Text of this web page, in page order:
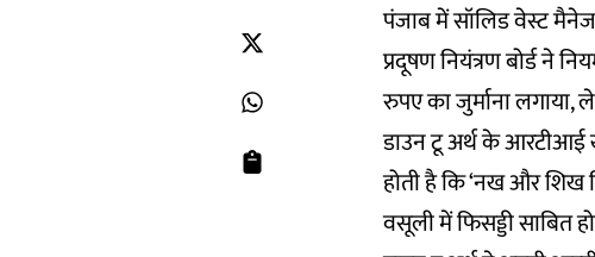
पंजाब में सॉलिड वेस्ट
प्रदूषण नियंत्रण बोर्ड ने
रुपए का जुर्माना लगाया,
डाउन टू अर्थ के आरटीआई
होती है कि ‘नख और शिख
वसूली में फिसड्डी साबित